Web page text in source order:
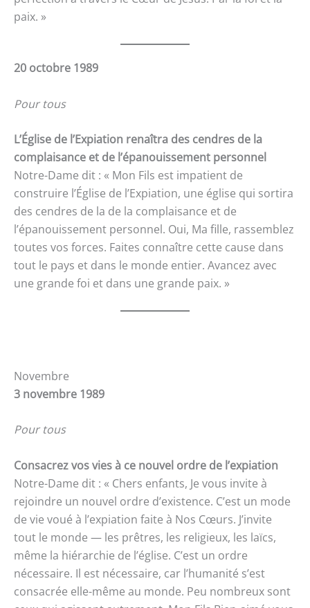
paix. »
20 octobre 1989
Pour tous
L’Église de l’Expiation renaîtra des cendres de la
complaisance et de l’épanouissement personnel
Notre-Dame dit : « Mon Fils est impatient de
construire l’Église de l’Expiation, une église qui sortira
des cendres de la de la complaisance et de
l’épanouissement personnel. Oui, Ma fille, rassemblez
toutes vos forces. Faites connaître cette cause dans
tout le pays et dans le monde entier. Avancez avec
une grande foi et dans une grande paix. »
Novembre
3 novembre 1989
Pour tous
Consacrez vos vies à ce nouvel ordre de l’expiation
Notre-Dame dit : « Chers enfants, Je vous invite à
rejoindre un nouvel ordre d’existence. C’est un mode
de vie voué à l’expiation faite à Nos Cœurs. J’invite
tout le monde — les prêtres, les religieux, les laïcs,
même la hiérarchie de l’église. C’est un ordre
nécessaire. Il est nécessaire, car l’humanité s’est
consacrée elle-même au monde. Peu nombreux sont